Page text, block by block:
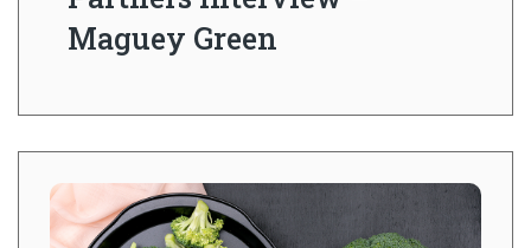
Maguey Green